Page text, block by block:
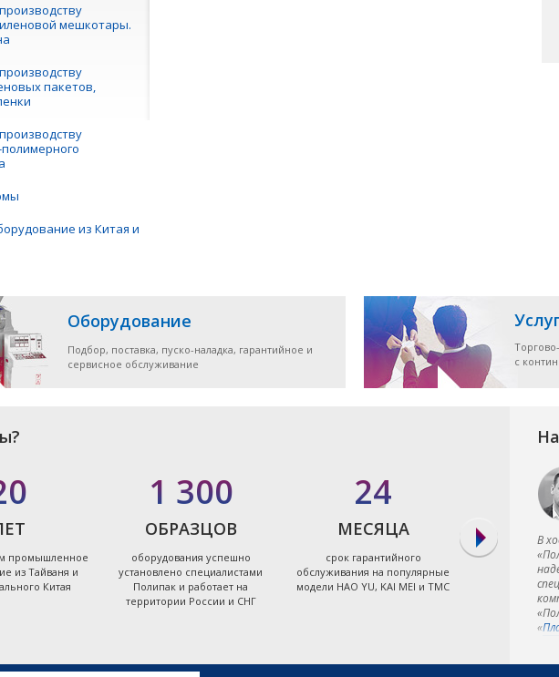
мешкотары.
пакетов,
из Китая и
Оборудование
Подбор, поставка, пуско-наладка, гарантийное и
сервисное обслуживание
с
промышленное
из Тайваня и
Китая
1 300
ОБРАЗЦОВ
оборудования успешно
установлено специалистами
Полипак и работает на
территории России и СНГ
24
МЕСЯЦА
срок гарантийного
обслуживания на популярные
модели HAO YU, KAI MEI и TMC
В
«